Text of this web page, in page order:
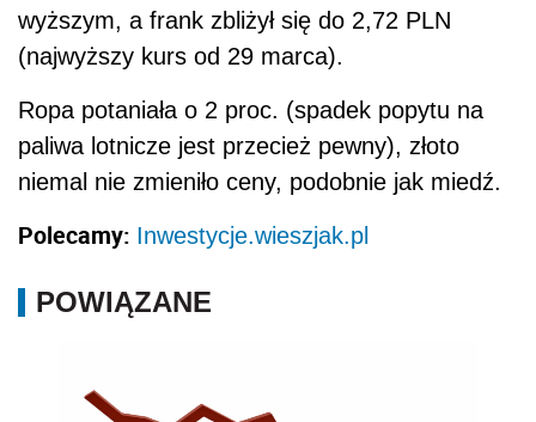
wyższym, a frank zbliżył się do 2,72 PLN
(najwyższy kurs od 29 marca).
Ropa potaniała o 2 proc. (spadek popytu na
paliwa lotnicze jest przecież pewny), złoto
niemal nie zmieniło ceny, podobnie jak miedź.
Polecamy: Inwestycje.wieszjak.pl
POWIĄZANE